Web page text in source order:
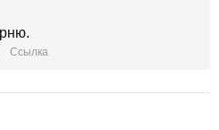
Ссылка